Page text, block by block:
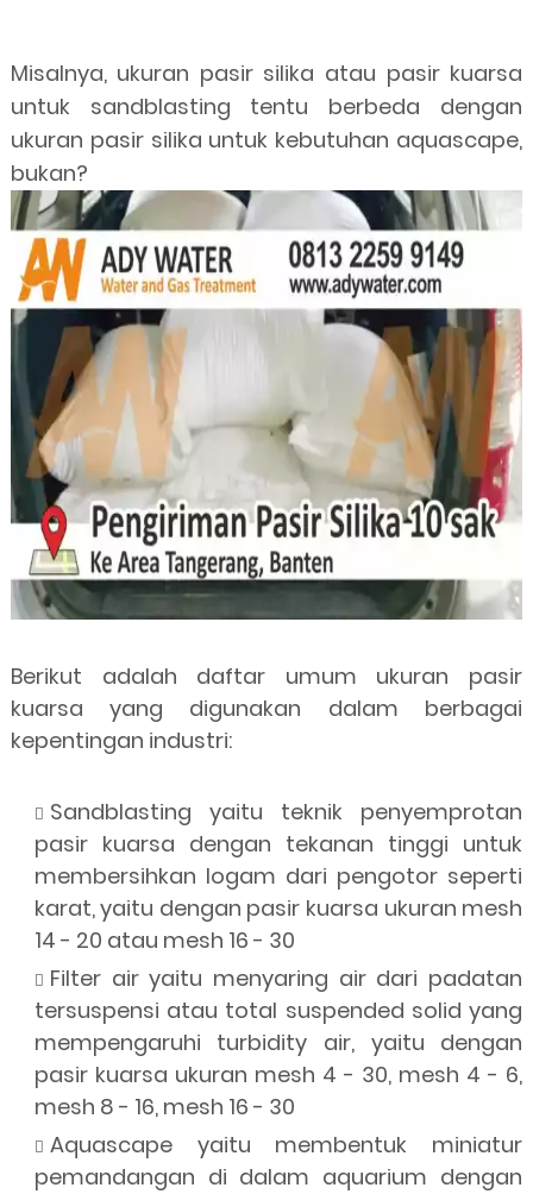
Misalnya, ukuran pasir silika atau pasir kuarsa
untuk sandblasting tentu berbeda dengan
ukuran pasir silika untuk kebutuhan aquascape,
bukan?
Berikut adalah daftar umum ukuran pasir
kuarsa yang digunakan dalam berbagai
kepentingan industri:
Sandblasting yaitu teknik penyemprotan
pasir kuarsa dengan tekanan tinggi untuk
membersihkan logam dari pengotor seperti
karat, yaitu dengan pasir kuarsa ukuran mesh
14 - 20 atau mesh 16 - 30
Filter air yaitu menyaring air dari padatan
tersuspensi atau total suspended solid yang
mempengaruhi turbidity air, yaitu dengan
pasir kuarsa ukuran mesh 4 - 30, mesh 4 - 6,
mesh 8 - 16, mesh 16 - 30
Aquascape yaitu membentuk miniatur
pemandangan di dalam aquarium dengan